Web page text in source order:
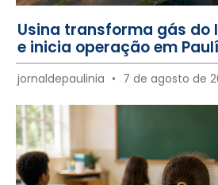
Usina transforma gás do
e inicia operação em
jornaldepaulinia 7 de agosto de